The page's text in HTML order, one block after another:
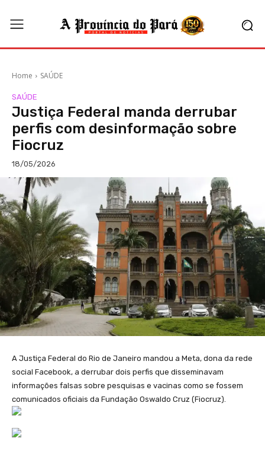
Home SAÚDE
SAÚDE
Justiça Federal manda derrubar
perfis com desinformação sobre
Fiocruz
18/05/2026
A Justiça Federal do Rio de Janeiro mandou a Meta, dona da rede
social Facebook, a derrubar dois perfis que disseminavam
informações falsas sobre pesquisas e vacinas como se fossem
comunicados oficiais da Fundação Oswaldo Cruz (Fiocruz).